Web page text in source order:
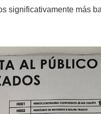
significativamente más